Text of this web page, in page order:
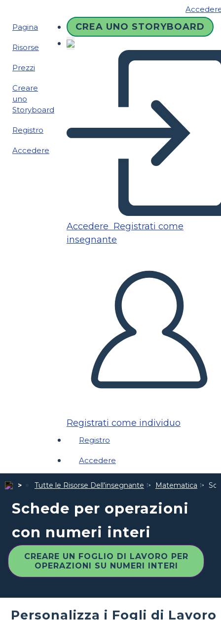
Pagina
Risorse
Prezzi
Creare
uno
Storyboard
Registro
Accedere
CREA UNO STORYBOARD
Accedere Registrati come
insegnante
Registrati come individuo
Registro
Accedere
Tutte le Risorse Dell'insegnante Matematica
Schede per operazioni
con numeri interi
CREARE UN FOGLIO DI LAVORO PER
OPERAZIONI SU NUMERI INTERI
Personalizza i Fogli di Lavoro